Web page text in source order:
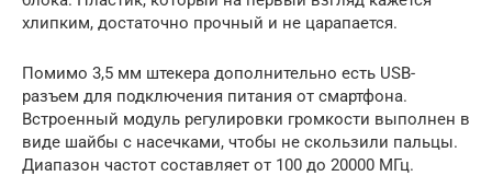
хлипким, достаточно прочный и не царапается.
Помимо 3,5 мм штекера дополнительно есть USB-
разъем для подключения питания от смартфона.
Встроенный модуль регулировки громкости выполнен в
виде шайбы с насечками, чтобы не скользили пальцы.
Диапазон частот составляет от 100 до 20000 МГц.